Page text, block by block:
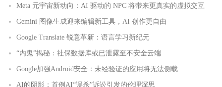
Meta 元宇宙新动向：AI 驱动的 NPC 将带来更真实的虚拟交互
Gemini 图像生成迎来编辑新工具，AI 创作更自由
Google Translate 锐意革新：语言学习新纪元
“内鬼”揭秘：社保数据库或已泄露至不安全云端
Google加强Android安全：未经验证的应用将无法侧载
AI的阴影：首例AI“误杀”诉讼引发的伦理深思